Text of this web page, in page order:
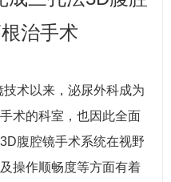
治手术
术以来，泌尿外科成为
术的科室，也因此全面
腹腔镜手术系统在视野
操作顺畅度等方面有着